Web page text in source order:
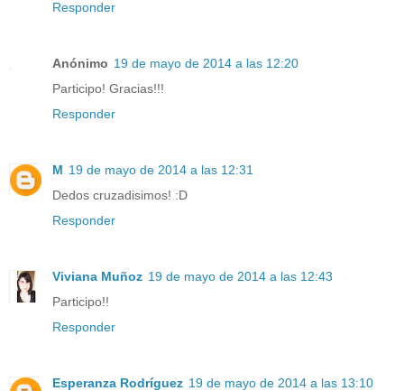
Responder
Anónimo 19 de mayo de 2014 a las 12:20
Participo! Gracias!!!
Responder
M 19 de mayo de 2014 a las 12:31
Dedos cruzadisimos! :D
Responder
Viviana Muñoz 19 de mayo de 2014 a las 12:43
Participo!!
Responder
Esperanza Rodríguez 19 de mayo de 2014 a las 13:10